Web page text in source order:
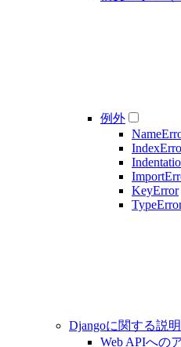
例外
KeyError
Djangoに関する説
Web APIへの